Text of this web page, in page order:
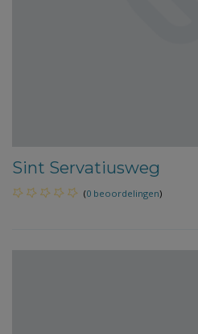
Sint Servatiusweg
(0 beoordelingen)